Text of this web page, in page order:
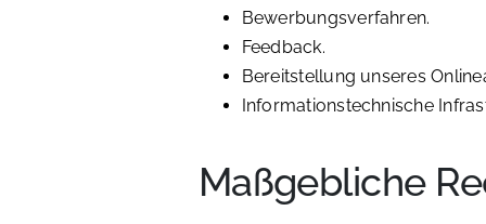
Bewerbungsverfahren.
Feedback.
Bereitstellung unseres
Informationstechnische
Maßgebliche